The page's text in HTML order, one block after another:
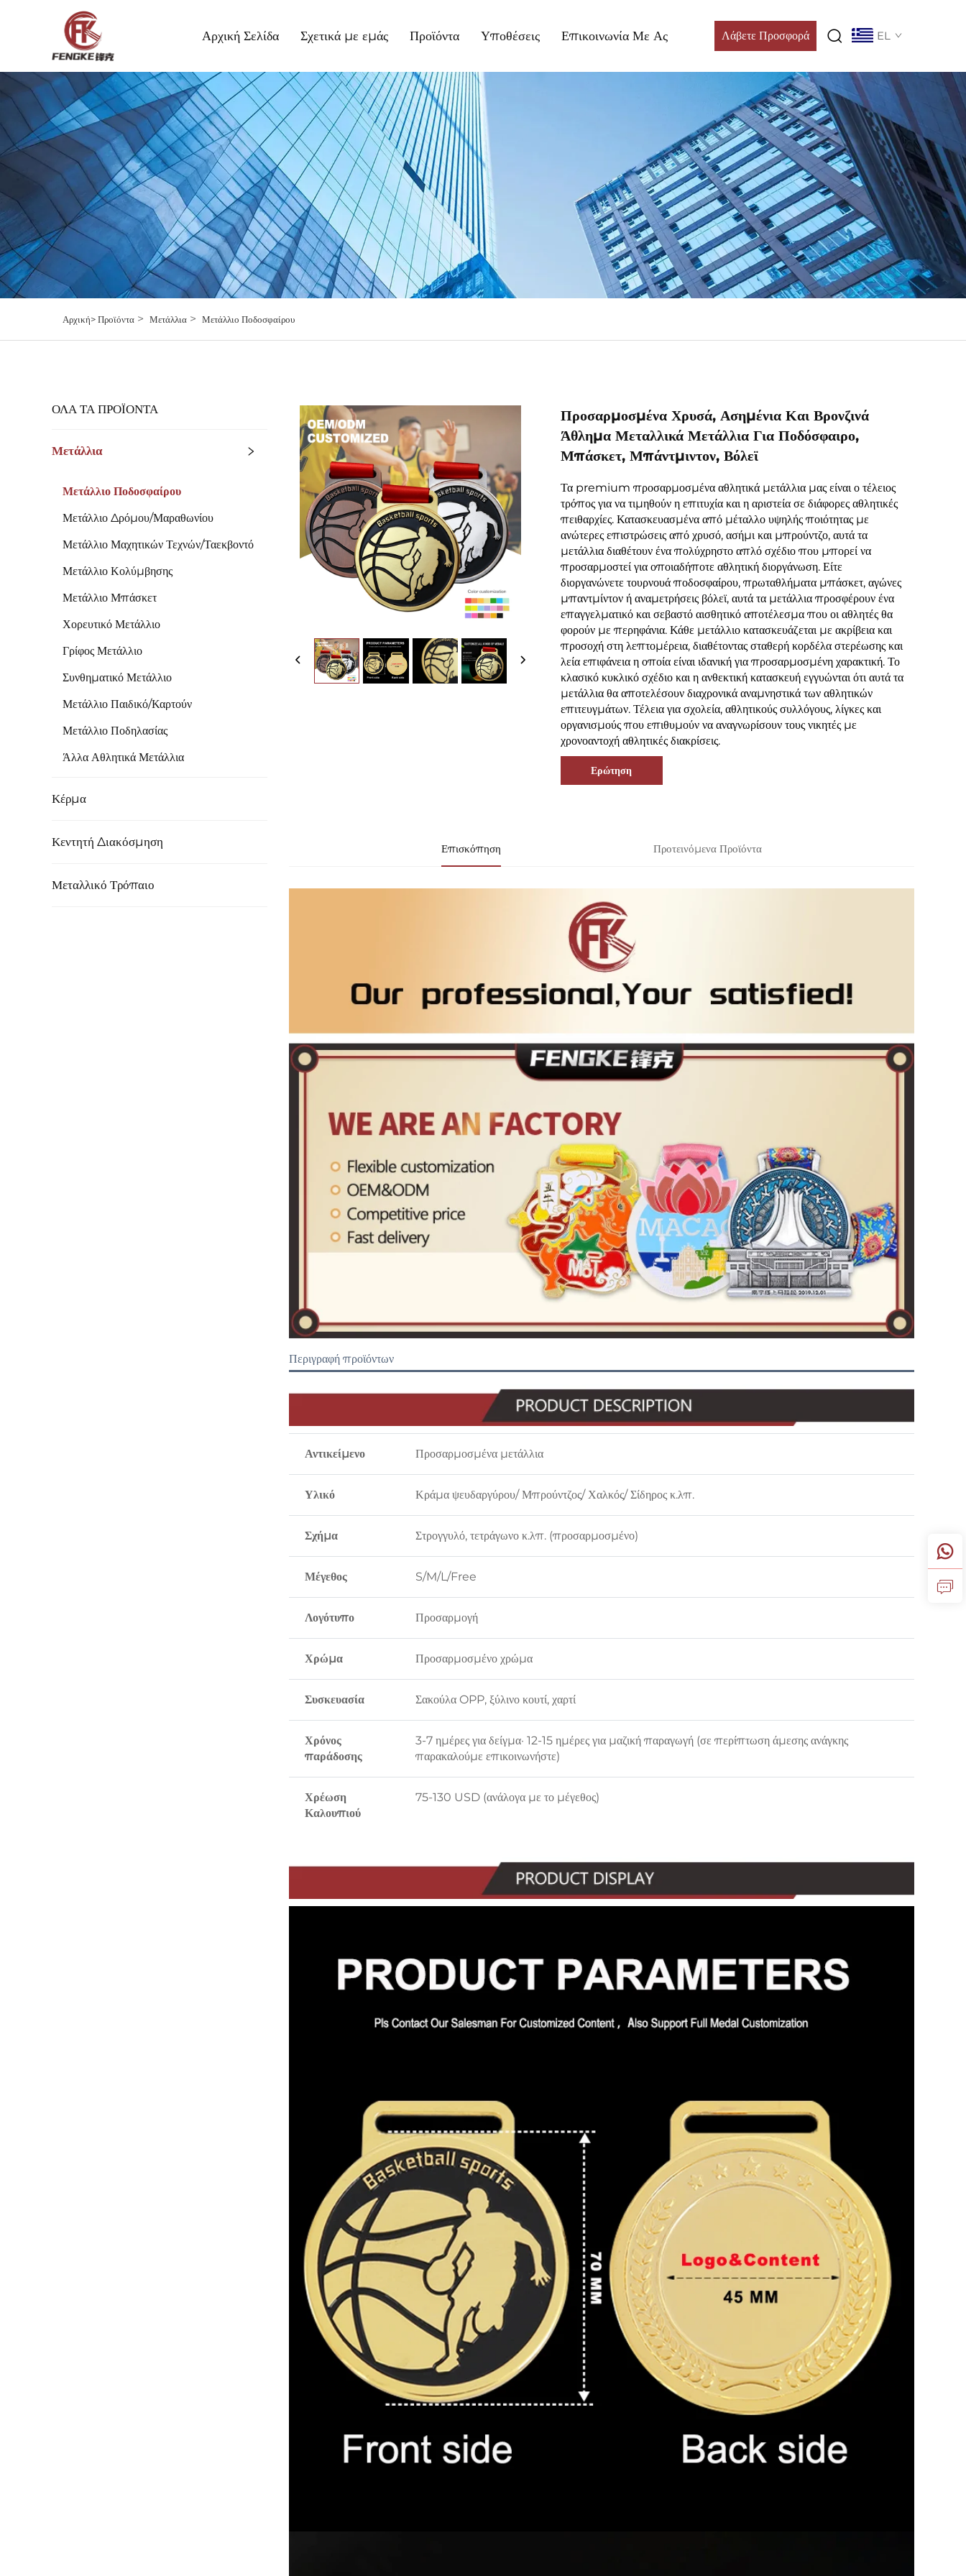
Αρχική Σελίδα Σχετικά με εμάς Προϊόντα Υποθέσεις Επικοινωνία Με Ας Λάβετε Προσφορά EL
Αρχική>Προϊόντα > Μετάλλια > Μετάλλιο Ποδοσφαίρου
ΌΛΑ ΤΑ ΠΡΟΪΟΝΤΑ
Μετάλλια
Μετάλλιο Ποδοσφαίρου
Μετάλλιο Δρόμου/Μαραθωνίου
Μετάλλιο Μαχητικών Τεχνών/Ταεκβοντό
Μετάλλιο Κολύμβησης
Μετάλλιο Μπάσκετ
Χορευτικό Μετάλλιο
Γρίφος Μετάλλιο
Συνθηματικό Μετάλλιο
Μετάλλιο Παιδικό/Καρτούν
Μετάλλιο Ποδηλασίας
Άλλα Αθλητικά Μετάλλια
Κέρμα
Κεντητή Διακόσμηση
Μεταλλικό Τρόπαιο
Προσαρμοσμένα Χρυσά, Ασημένια Και Βρονζινά
Άθλημα Μεταλλικά Μετάλλια Για Ποδόσφαιρο,
Μπάσκετ, Μπάντμιντον, Βόλεϊ
Τα premium προσαρμοσμένα αθλητικά μετάλλια μας είναι ο τέλειος
τρόπος για να τιμηθούν η επιτυχία και η αριστεία σε διάφορες αθλητικές
πειθαρχίες. Κατασκευασμένα από μέταλλο υψηλής ποιότητας με
ανώτερες επιστρώσεις από χρυσό, ασήμι και μπρούντζο, αυτά τα
μετάλλια διαθέτουν ένα πολύχρηστο απλό σχέδιο που μπορεί να
προσαρμοστεί για οποιαδήποτε αθλητική διοργάνωση. Είτε
διοργανώνετε τουρνουά ποδοσφαίρου, πρωταθλήματα μπάσκετ, αγώνες
μπαντμίντον ή αναμετρήσεις βόλεϊ, αυτά τα μετάλλια προσφέρουν ένα
επαγγελματικό και σεβαστό αισθητικό αποτέλεσμα που οι αθλητές θα
φορούν με περηφάνια. Κάθε μετάλλιο κατασκευάζεται με ακρίβεια και
προσοχή στη λεπτομέρεια, διαθέτοντας σταθερή κορδέλα στερέωσης και
λεία επιφάνεια η οποία είναι ιδανική για προσαρμοσμένη χαρακτική. Το
κλασικό κυκλικό σχέδιο και η ανθεκτική κατασκευή εγγυώνται ότι αυτά τα
μετάλλια θα αποτελέσουν διαχρονικά αναμνηστικά των αθλητικών
επιτευγμάτων. Τέλεια για σχολεία, αθλητικούς συλλόγους, λίγκες και
οργανισμούς που επιθυμούν να αναγνωρίσουν τους νικητές με
χρονοαντοχή αθλητικές διακρίσεις.
Ερώτηση
Επισκόπηση Προτεινόμενα Προϊόντα
Περιγραφή προϊόντων
Αντικείμενο Προσαρμοσμένα μετάλλια
Υλικό Κράμα ψευδαργύρου/ Μπρούντζος/ Χαλκός/ Σίδηρος κ.λπ.
Σχήμα Στρογγυλό, τετράγωνο κ.λπ. (προσαρμοσμένο)
Μέγεθος S/M/L/Free
Λογότυπο Προσαρμογή
Χρώμα Προσαρμοσμένο χρώμα
Συσκευασία Σακούλα OPP, ξύλινο κουτί, χαρτί
Χρόνος
παράδοσης
3-7 ημέρες για δείγμα· 12-15 ημέρες για μαζική παραγωγή (σε περίπτωση άμεσης ανάγκης
παρακαλούμε επικοινωνήστε)
Χρέωση
Καλουπιού
75-130 USD (ανάλογα με το μέγεθος)